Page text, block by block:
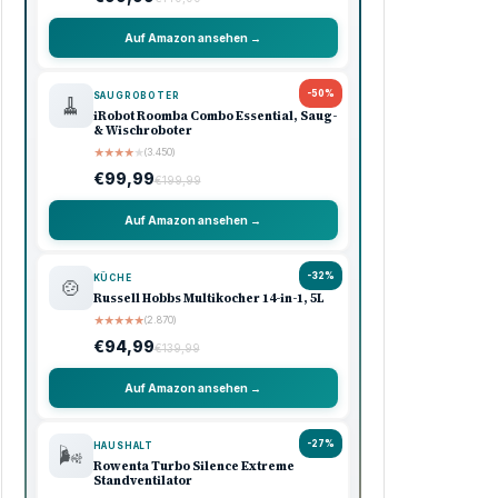
Auf Amazon ansehen →
-50%
🧹 SAUGROBOTER
iRobot Roomba Combo Essential, Saug-
& Wischroboter
★★★★★(3.450)
€99,99€199,99
Auf Amazon ansehen →
-32%
🍲 KÜCHE
Russell Hobbs Multikocher 14-in-1, 5L
★★★★★(2.870)
€94,99€139,99
Auf Amazon ansehen →
-27%
🌬️ HAUSHALT
Rowenta Turbo Silence Extreme
Standventilator